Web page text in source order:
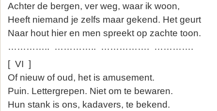
Achter de bergen, ver weg, waar ik woon,
Heeft niemand je zelfs maar gekend. Het geurt
Naar hout hier en men spreekt op zachte toon.
………….. ………….. ……………. ………….
[ VI ]
Of nieuw of oud, het is amusement.
Puin. Lettergrepen. Niet om te bewaren.
Hun stank is ons, kadavers, te bekend.